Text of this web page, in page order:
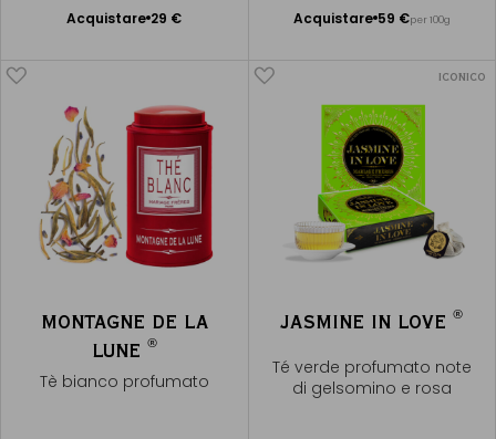
Acquistare 29 €
Aggiungere
Acquistare 59 €per 100g
Aggiungere
MONTAGNE DE LA
LUNE ®
Tè bianco profumato
ICONICO
JASMINE IN LOVE®
Té verde profumato note
di gelsomino e rosa